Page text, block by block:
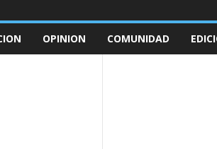
OPINION COMUNIDAD